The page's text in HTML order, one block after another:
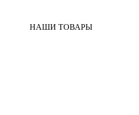
НАШИ ТОВАРЫ